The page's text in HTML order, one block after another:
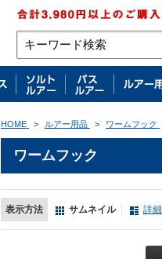
HOME > ルアー用品 > ワームフック
ワームフック
表示方法 サムネイル 詳細